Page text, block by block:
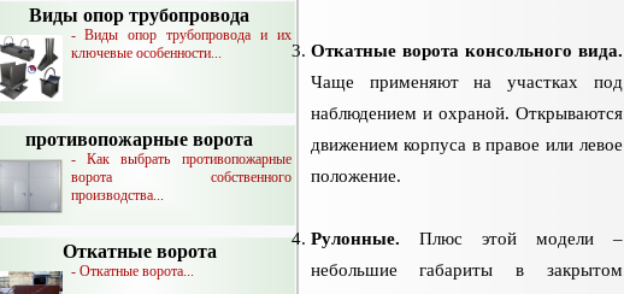
Виды опор трубопровода
- Виды опор трубопровода и их
ключевые особенности...
противопожарные ворота
- Как выбрать противопожарные
ворота собственного
производства...
Откатные ворота
- Откатные ворота...
Откатные ворота консольного вида.
Чаще применяют на участках под
наблюдением и охраной. Открываются
движением корпуса в правое или левое
положение.
Рулонные. Плюс этой модели –
небольшие габариты в закрытом